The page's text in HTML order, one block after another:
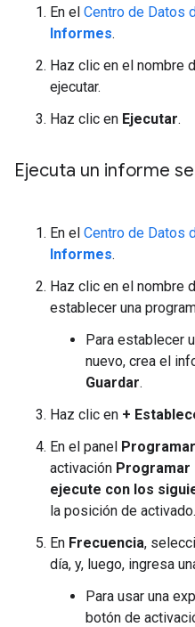
En el Centro de Datos
Informes.
Haz clic en el nombre
ejecutar.
Haz clic en Ejecutar.
Ejecuta un informe
En el Centro de Datos
Informes.
Haz clic en el nombre
establecer una
Para establecer
nuevo, crea el
Guardar.
Haz clic en +
En el panel Programar
activación Programar
ejecute con los
la posición de activado.
En Frecuencia,
día, y, luego, ingresa
Para usar una
botón de